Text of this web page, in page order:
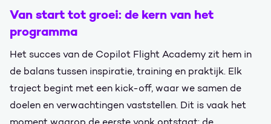
Van start tot groei: de kern van het
programma
Het succes van de Copilot Flight Academy zit hem in
de balans tussen inspiratie, training en praktijk. Elk
traject begint met een kick-off, waar we samen de
doelen en verwachtingen vaststellen. Dit is vaak het